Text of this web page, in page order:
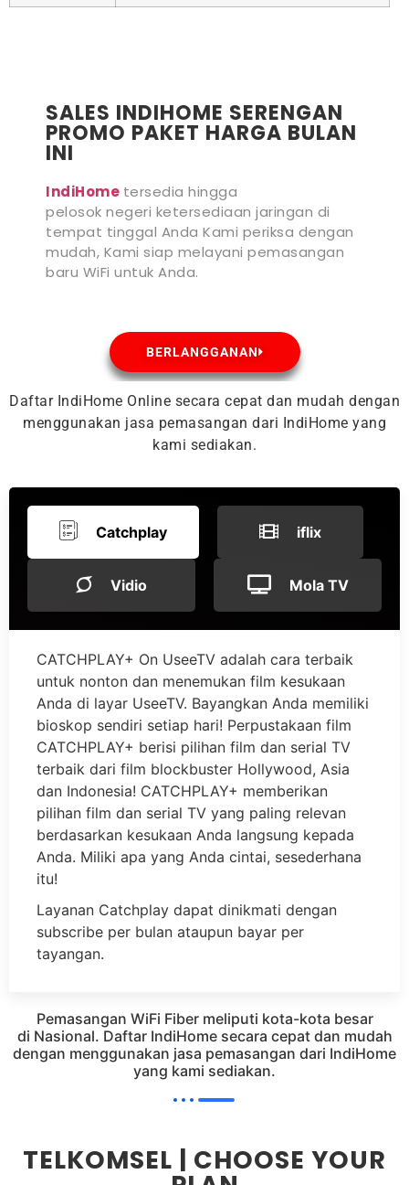
SALES INDIHOME SERENGAN
PROMO PAKET HARGA BULAN
INI
IndiHome tersedia hingga
pelosok negeri ketersediaan jaringan di
tempat tinggal Anda Kami periksa dengan
mudah, Kami siap melayani pemasangan
baru WiFi untuk Anda.
BERLANGGANAN
Daftar IndiHome Online secara cepat dan mudah dengan
menggunakan jasa pemasangan dari IndiHome yang
kami sediakan.
Catchplay iflix
Vidio Mola TV
CATCHPLAY+ On UseeTV adalah cara terbaik
untuk nonton dan menemukan film kesukaan
Anda di layar UseeTV. Bayangkan Anda memiliki
bioskop sendiri setiap hari! Perpustakaan film
CATCHPLAY+ berisi pilihan film dan serial TV
terbaik dari film blockbuster Hollywood, Asia
dan Indonesia! CATCHPLAY+ memberikan
pilihan film dan serial TV yang paling relevan
berdasarkan kesukaan Anda langsung kepada
Anda. Miliki apa yang Anda cintai, sesederhana
itu!
Layanan Catchplay dapat dinikmati dengan
subscribe per bulan ataupun bayar per
tayangan.
Pemasangan WiFi Fiber meliputi kota-kota besar
di Nasional. Daftar IndiHome secara cepat dan mudah
dengan menggunakan jasa pemasangan dari IndiHome
yang kami sediakan.
TELKOMSEL | CHOOSE YOUR